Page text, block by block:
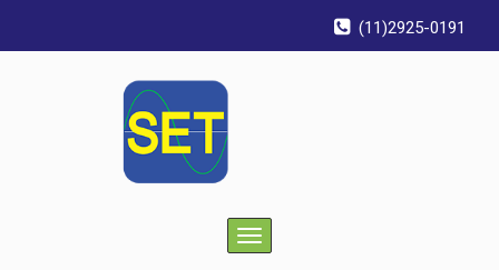
(11)2925-0191
Toggle
navigation